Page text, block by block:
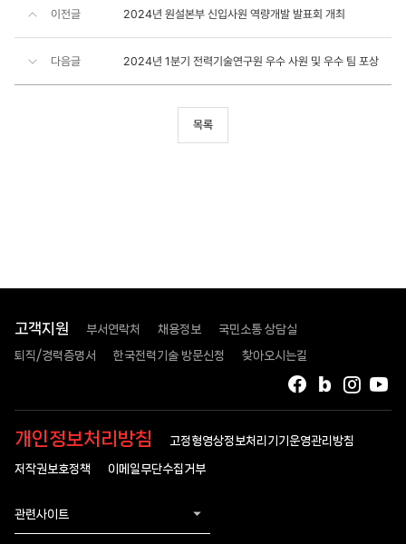
이전글 2024년 원설본부 신입사원 역량개발 발표회 개최
다음글 2024년 1분기 전력기술연구원 우수 사원 및 우수 팀 포상
목록
고객지원 부서연락처 채용정보 국민소통 상담실
퇴직/경력증명서 한국전력기술 방문신청 찾아오시는길
인스
블로그
페이스북
개인정보처리방침 고정형영상정보처리기기운영관리방침
저작권보호정책 이메일무단수집거부
관련사이트